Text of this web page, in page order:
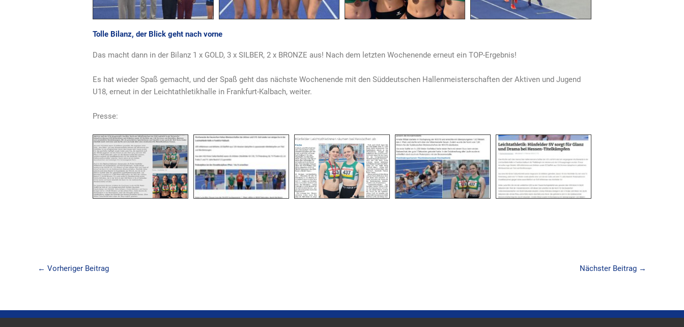
Tolle Bilanz, der Blick geht nach vorne
Das macht dann in der Bilanz 1 x GOLD, 3 x SILBER, 2 x BRONZE aus! Nach dem letzten Wochenende erneut ein TOP-Ergebnis!
Es hat wieder Spaß gemacht, und der Spaß geht das nächste Wochenende mit den Süddeutschen Hallenmeisterschaften der Aktiven und Jugend
U18, erneut in der Leichtathletikhalle in Frankfurt-Kalbach, weiter.
Presse:
← Vorheriger Beitrag Nächster Beitrag →